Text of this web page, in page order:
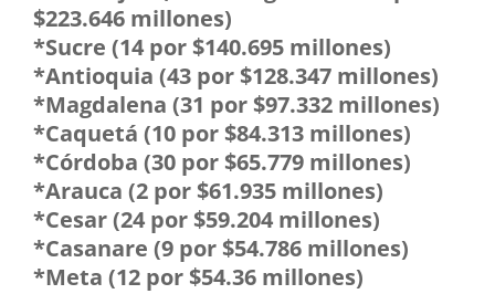
$223.646 millones)
*Sucre (14 por $140.695 millones)
*Antioquia (43 por $128.347 millones)
*Magdalena (31 por $97.332 millones)
*Caquetá (10 por $84.313 millones)
*Córdoba (30 por $65.779 millones)
*Arauca (2 por $61.935 millones)
*Cesar (24 por $59.204 millones)
*Casanare (9 por $54.786 millones)
*Meta (12 por $54.36 millones)